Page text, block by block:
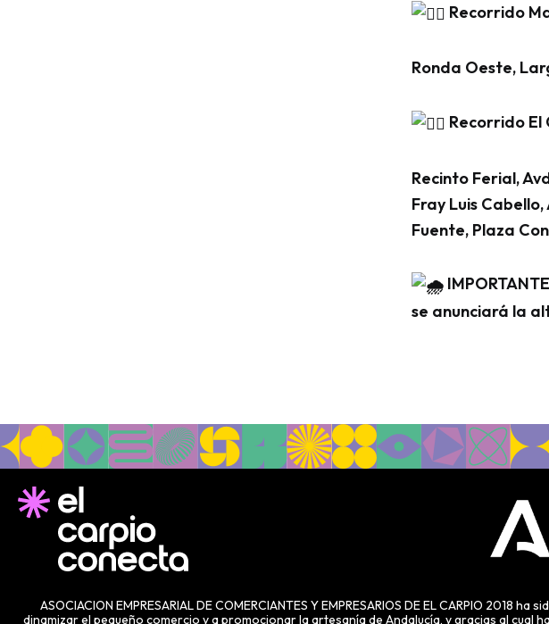
Recorrido
Ronda Oeste,
Recorrido El
Recinto Ferial,
Fray Luis
Fuente, Plaza
se anunciará la
ASOCIACION EMPRESARIAL DE COMERCIANTES Y EMPRESARIOS DE EL CARPIO
dinamizar el pequeño comercio y a promocionar la artesanía de Andalucía, y gracias al